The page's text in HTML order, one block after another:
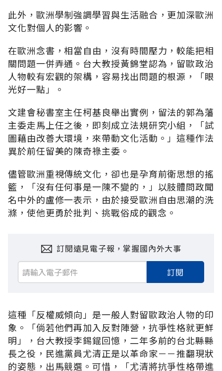
此外，歐洲學制強調學習與生活融合，更加深歐洲
文化對個人的影響。
在歐洲念書，相當自由，沒有時間壓力，較能把相
關問題一併弄通。台大教授黃錦堂認為，留歐政治
人物較有宏觀的架構，容易找出問題的根源，「眼
光好一點」。
文建會秘書室主任柯基良舉出實例，留法的郭為藩
主委走馬上任之後，即刻成立法規研究小組，「試
圖藉由改善大環境，來帶動文化活動。」這種作法
異於前任留美的陳奇祿主委。
儘管歐洲重視傳統文化，卻也是孕育前衛思想的搖
籃，「沒有任何事是一陳不變的，」以肢體問政聞
名中外的盧修一表示，由於接受歐洲自由思潮的洗
滌，使他更勇於批判、挑戰俗成的觀念。
訂閱遠見電子報，掌握國內外大事
訂閱
這種「反權威傾向」是一般人對留歐政治人物的印
象。「倘若他們再加入反對陣營，抗爭性格就更鮮
明」，台大教授李錫錕回憶，二年多前的台北縣縣
長之役，民進黨員尤清正是以革命家－－推翻現狀
的姿態，出馬競選。可惜，「尤清將抗爭性格帶進